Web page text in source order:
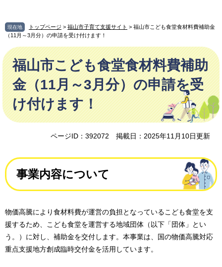
ジ
頭
ュ
飛
文
現在地 トップページ > 福山市子育て支援サイト > 福山市こども食堂食材料費補助金
（11月～3月分）の申請を受け付けます！
本
文
福山市こども食堂食材料費補助
金（11月～3月分）の申請を受
け付けます！
ページID：392072 掲載日：2025年11月10日更新
事業内容について
物価高騰により食材料費が運営の負担となっているこども食堂を支
援するため、こども食堂を運営する地域団体（以下「団体」とい
う。）に対し、補助金を交付します。本事業は、国の物価高騰対応
重点支援地方創成臨時交付金を活用しています。